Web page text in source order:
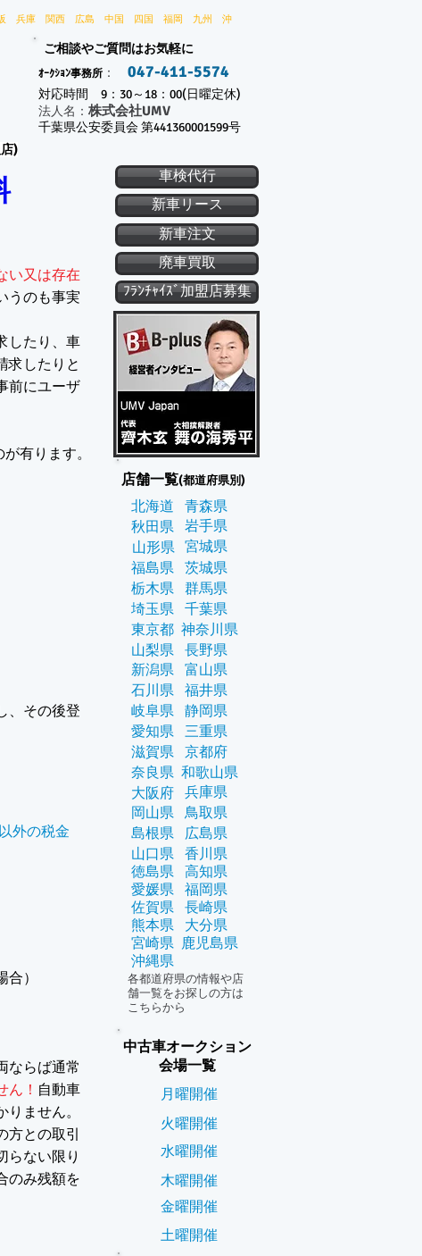
兵庫 関西 広島 中国 四国 福岡 九州 沖
ご相談やご質問はお気軽に
ｵｰｸｼｮﾝ事務所 ： 047-411-5574
対応時間 9：30～18：00(日曜定休)
​法人名： 株式会社UMV
千葉県公安委員会 第441360001599号
店)
い又は存在
うのも事実
したり、車
求したりと
前にユーザ
が有ります。
、その後登
）
ならば通常
ん！
自動車
ません。
との取引
らない限り
のみ残額を
外の税金
ﾌﾗﾝﾁｬｲｽﾞ加盟店募集
廃車買取
中古車オークション
会場一覧
月曜開催
火曜開催
水曜開催
木曜開催
金曜開催
土曜開催
新車注文
新車リース
車検代行
店舗一覧(都道府県別)
北海道
秋田県
山形県
福島県
栃木県
埼玉県
東京都
山梨県
新潟県
石川県
岐阜県
愛知県
滋賀県
奈良県
岡山県
大阪府
島根県
山口県
徳島県
愛媛県
佐賀県
熊本県
宮崎県
沖縄県
岩手県
青森県
宮城県
茨城県
群馬県
千葉県
神奈川県
富山県
長野県
福井県
静岡県
三重県
京都府
兵庫県
和歌山県
鳥取県
広島県
鹿児島県
大分県
長崎県
福岡県
高知県
香川県
各都道府県の情報や店
舗一覧をお探しの方は
こちらから